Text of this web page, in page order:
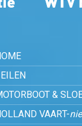
&
VAART-